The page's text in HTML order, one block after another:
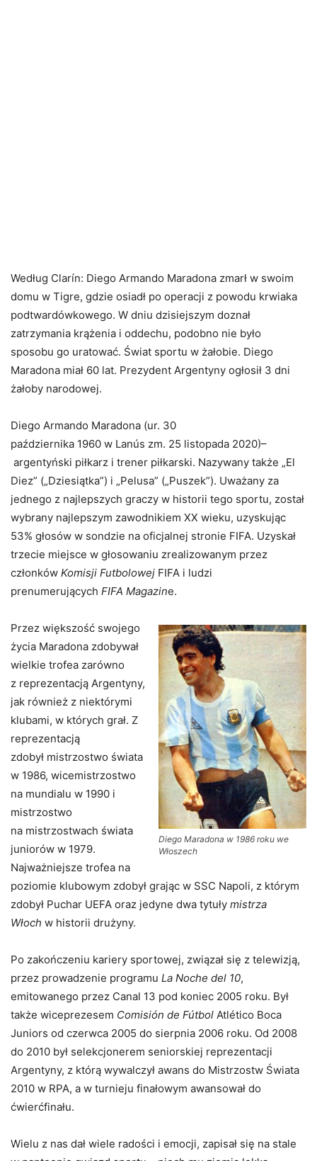
Według Clarín: Diego Armando Maradona zmarł w swoim
domu w Tigre, gdzie osiadł po operacji z powodu krwiaka
podtwardówkowego. W dniu dzisiejszym doznał
zatrzymania krążenia i oddechu, podobno nie było
sposobu go uratować. Świat sportu w żałobie. Diego
Maradona miał 60 lat. Prezydent Argentyny ogłosił 3 dni
żałoby narodowej.
Diego Armando Maradona (ur. 30
października 1960 w Lanús zm. 25 listopada 2020)–
argentyński piłkarz i trener piłkarski. Nazywany także „El
Diez” („Dziesiątka”) i „Pelusa” („Puszek”). Uważany za
jednego z najlepszych graczy w historii tego sportu, został
wybrany najlepszym zawodnikiem XX wieku, uzyskując
53% głosów w sondzie na oficjalnej stronie FIFA. Uzyskał
trzecie miejsce w głosowaniu zrealizowanym przez
członków Komisji Futbolowej FIFA i ludzi
prenumerujących FIFA Magazine.
Diego Maradona w 1986 roku we
Włoszech
Przez większość swojego
życia Maradona zdobywał
wielkie trofea zarówno
z reprezentacją Argentyny,
jak również z niektórymi
klubami, w których grał. Z
reprezentacją
zdobył mistrzostwo świata
w 1986, wicemistrzostwo
na mundialu w 1990 i
mistrzostwo
na mistrzostwach świata
juniorów w 1979.
Najważniejsze trofea na
poziomie klubowym zdobył grając w SSC Napoli, z którym
zdobył Puchar UEFA oraz jedyne dwa tytuły mistrza
Włoch w historii drużyny.
Po zakończeniu kariery sportowej, związał się z telewizją,
przez prowadzenie programu La Noche del 10,
emitowanego przez Canal 13 pod koniec 2005 roku. Był
także wiceprezesem Comisión de Fútbol Atlético Boca
Juniors od czerwca 2005 do sierpnia 2006 roku. Od 2008
do 2010 był selekcjonerem seniorskiej reprezentacji
Argentyny, z którą wywalczył awans do Mistrzostw Świata
2010 w RPA, a w turnieju finałowym awansował do
ćwierćfinału.
Wielu z nas dał wiele radości i emocji, zapisał się na stale